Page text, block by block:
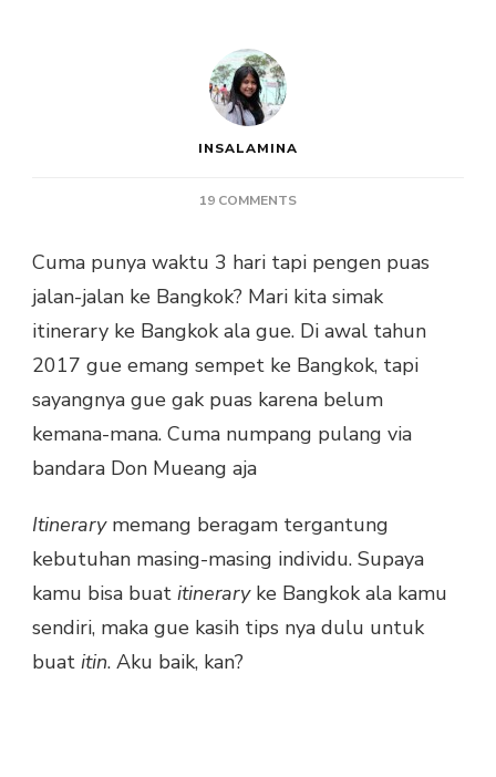
INSALAMINA
19 COMMENTSON
BANGKOK
3
2
MALAM
PEMULA
Cuma punya waktu 3 hari tapi pengen puas
jalan-jalan ke Bangkok? Mari kita simak
itinerary ke Bangkok ala gue. Di awal tahun
2017 gue emang sempet ke Bangkok, tapi
sayangnya gue gak puas karena belum
kemana-mana. Cuma numpang pulang via
bandara Don Mueang aja
Itinerarymemang beragam tergantung
kebutuhan masing-masing individu. Supaya
kamu bisa buat itineraryke Bangkok ala kamu
sendiri, maka gue kasih tips nya dulu untuk
buat itin. Aku baik, kan?